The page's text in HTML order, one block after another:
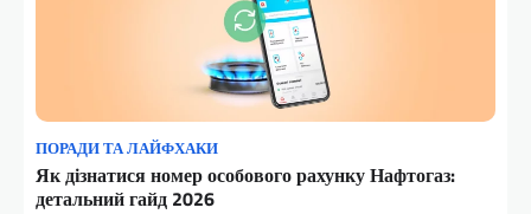
ПОРАДИ ТА ЛАЙФХАКИ
Як дізнатися номер особового рахунку Нафтогаз:
детальний гайд 2026